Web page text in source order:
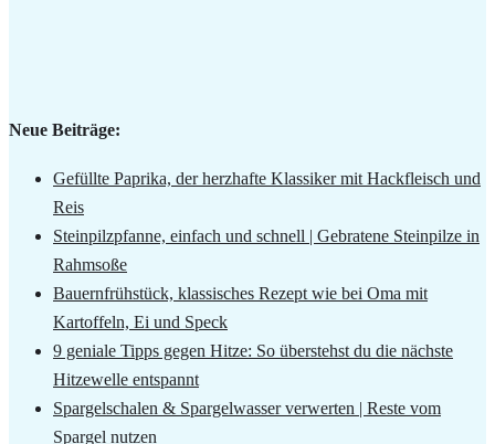
Neue Beiträge:
Gefüllte Paprika, der herzhafte Klassiker mit Hackfleisch und
Reis
Steinpilzpfanne, einfach und schnell | Gebratene Steinpilze in
Rahmsoße
Bauernfrühstück, klassisches Rezept wie bei Oma mit
Kartoffeln, Ei und Speck
9 geniale Tipps gegen Hitze: So überstehst du die nächste
Hitzewelle entspannt
Spargelschalen & Spargelwasser verwerten | Reste vom
Spargel nutzen